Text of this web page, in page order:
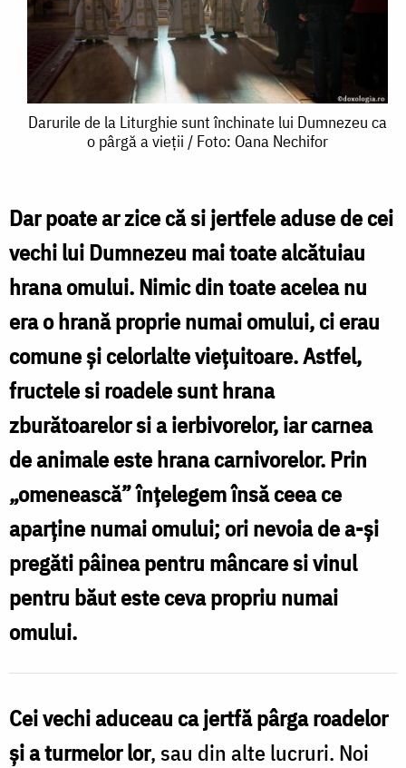
Darurile
Liturghie
sunt
închinate
Dumnezeu
o
pârgă
a
vieții
/
Foto:
Oana
Nechifor
Darurile de la Liturghie sunt închinate lui Dumnezeu ca
o pârgă a vieții / Foto: Oana Nechifor
Dar poate ar zice că si jertfele aduse de cei
vechi lui Dumnezeu mai toate alcătuiau
hrana omului. Nimic din toate acelea nu
era o hrană proprie numai omului, ci erau
comune și celorlalte viețuitoare. Astfel,
fructele si roadele sunt hrana
zburătoarelor si a ierbivorelor, iar carnea
de animale este hrana carnivorelor. Prin
„omenească” înțelegem însă ceea ce
aparține numai omului; ori nevoia de a-și
pregăti pâinea pentru mâncare si vinul
pentru băut este ceva propriu numai
omului.
Cei vechi aduceau ca jertfă pârga roadelor
și a turmelor lor, sau din alte lucruri. Noi